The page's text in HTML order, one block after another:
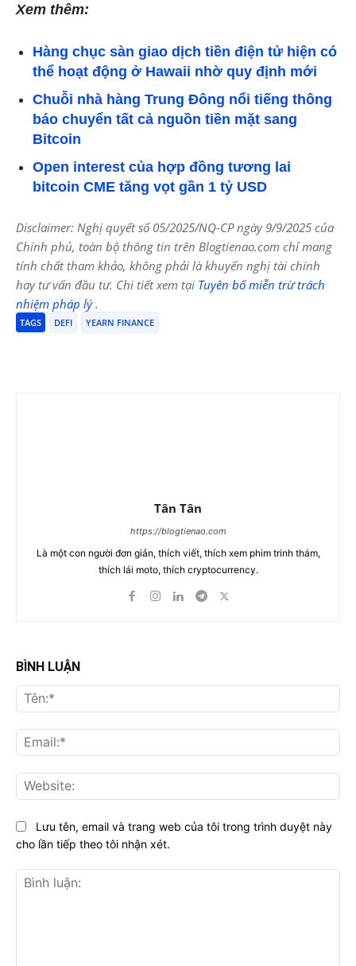
Xem thêm:
Hàng chục sàn giao dịch tiền điện tử hiện có
thể hoạt động ở Hawaii nhờ quy định mới
Chuỗi nhà hàng Trung Đông nổi tiếng thông
báo chuyển tất cả nguồn tiền mặt sang
Bitcoin
Open interest của hợp đồng tương lai
bitcoin CME tăng vọt gần 1 tỷ USD
Disclaimer: Nghị quyết số 05/2025/NQ-CP ngày 9/9/2025 của
Chính phủ, toàn bộ thông tin trên Blogtienao.com chỉ mang
tính chất tham khảo, không phải là khuyến nghị tài chính
hay tư vấn đầu tư. Chi tiết xem tại Tuyên bố miễn trừ trách
nhiệm pháp lý.
TAGS DEFI YEARN FINANCE
Tân Tân
https://blogtienao.com
Là một con người đơn giản, thích viết, thích xem phim trinh thám,
thích lái moto, thích cryptocurrency.
BÌNH LUẬN
Lưu tên, email và trang web của tôi trong trình duyệt này
cho lần tiếp theo tôi nhận xét.